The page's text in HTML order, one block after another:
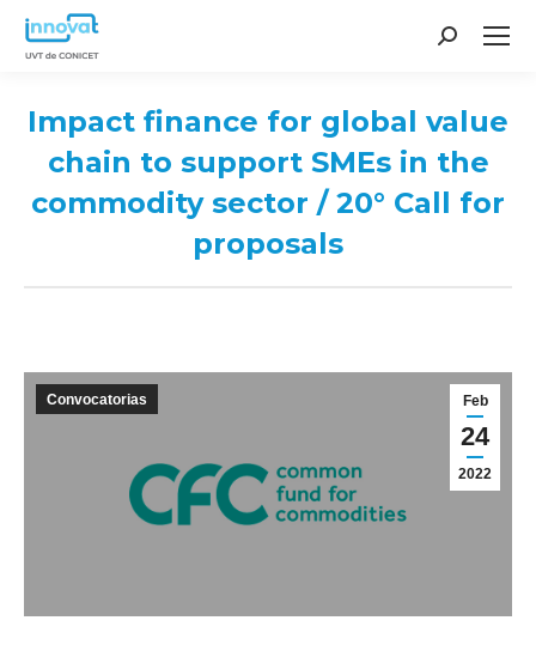
Search:
Impact finance for global value
chain to support SMEs in the
commodity sector / 20° Call for
proposals
Feb
24
2022
Convocatorias